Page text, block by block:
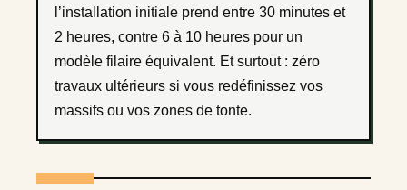
l’installation initiale prend entre 30 minutes et
2 heures, contre 6 à 10 heures pour un
modèle filaire équivalent. Et surtout : zéro
travaux ultérieurs si vous redéfinissez vos
massifs ou vos zones de tonte.